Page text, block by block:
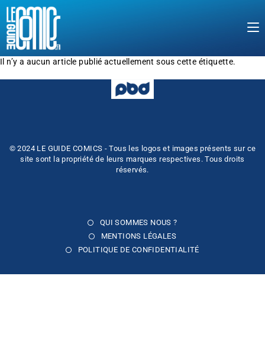
Il n’y a aucun article publié actuellement sous cette étiquette.
© 2024 LE GUIDE COMICS - Tous les logos et images présents sur ce
site sont la propriété de leurs marques respectives. Tous droits
réservés.
QUI SOMMES NOUS ?
MENTIONS LÉGALES
POLITIQUE DE CONFIDENTIALITÉ